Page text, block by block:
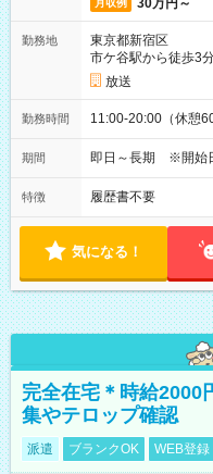
月収例 30万円～
勤務地
東京都新宿区
市ケ谷駅から徒歩3
放送
勤務時間 11:00-20:00（休憩
期間 即日～長期 ※開始
特徴 履歴書不要
気になる！
完全在宅＊時給2000
集やテロップ確認
派遣 ブランクOK WEB登